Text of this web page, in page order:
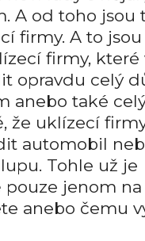
A od toho jsou
firmy. A to
firmy, které
opravdu celý
anebo také
že uklízecí
automobil
Tohle už je
jenom na
anebo čemu